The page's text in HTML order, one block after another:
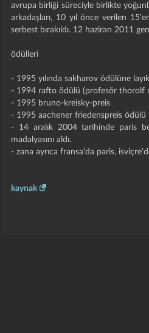
avrupa birliği süreciyle birlikte
arkadaşları, 10 yıl önce verilen
serbest bırakıldı. 12 haziran 2011
ödülleri
- 1995 yılında sakharov ödülüne
- 1994 rafto ödülü (profesör thorolf
- 1995 bruno-kreisky-preis
- 1995 aachener friedenspreis ödülü
- 14 aralık 2004 tarihinde paris
madalyasını aldı.
- zana ayrıca fransa'da paris,
kaynak